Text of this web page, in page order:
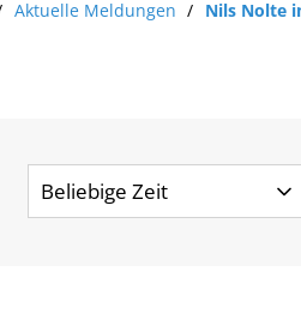
Aktuelle Meldungen Nils Nolte